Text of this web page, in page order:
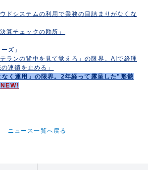
システムの利用で業務の目詰まりがなくな
チェックの勘所」
ズ」
ンの背中を見て覚えろ」の限界。AIで経理
連鎖を止める」
く運用」の限界。2年経って露呈した"形骸
NEW!
ニュース一覧へ戻る